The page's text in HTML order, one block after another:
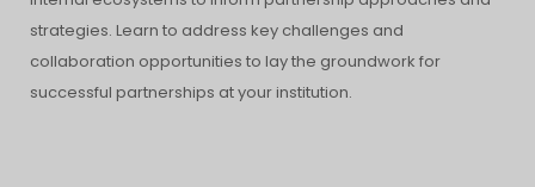
strategies. Learn to address key challenges and
collaboration opportunities to lay the groundwork for
successful partnerships at your institution.